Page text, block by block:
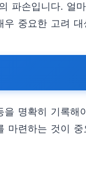
파손입니다. 얼
중요한 고려 대
명확히 기록
련하는 것이